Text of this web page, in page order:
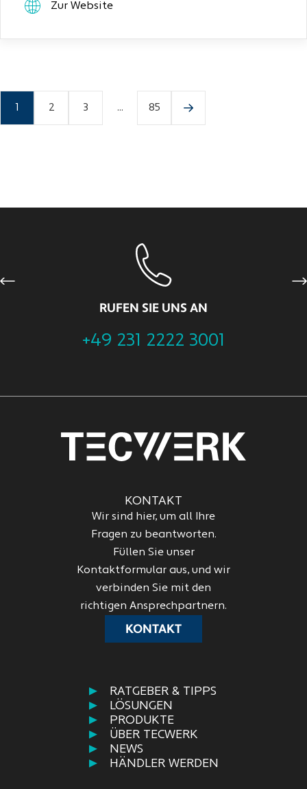
Zur Website
2 3 ... 85
RUFEN SIE UNS AN
+49 231 2222 3001
Previous
RATGEBER & TIPPS
LÖSUNGEN
PRODUKTE
ÜBER TECWERK
NEWS
HÄNDLER WERDEN
KONTAKT
Wir sind hier, um all Ihre
Fragen zu beantworten.
Füllen Sie unser
Kontaktformular aus, und wir
verbinden Sie mit den
richtigen Ansprechpartnern.
KONTAKT